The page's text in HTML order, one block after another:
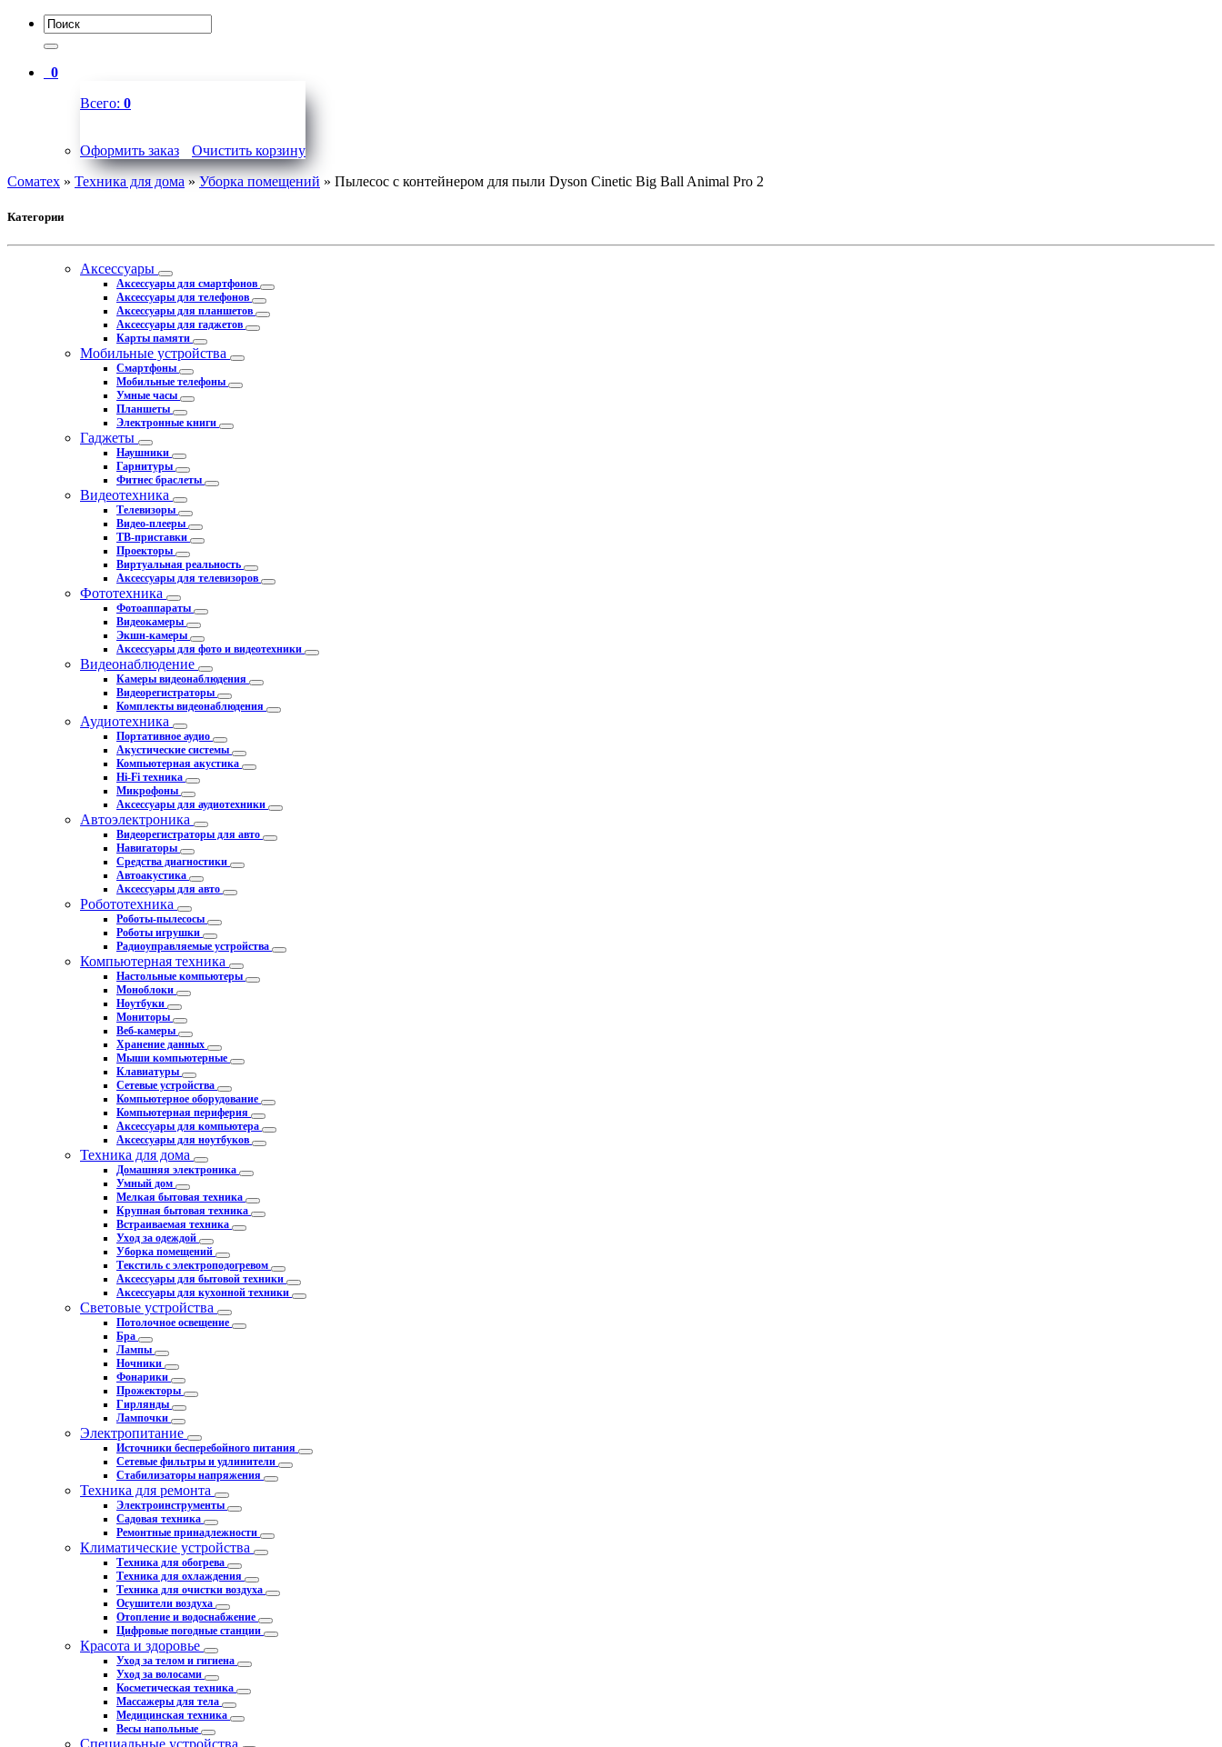
0
Всего: 0
Оформить заказ
Очистить корзину
Соматех » Техника для дома»Уборка помещений » Пылесос с контейнером для пыли Dyson Cinetic Big Ball Animal Pro 2
Категории
Аксессуары
Аксессуары для смартфонов
Аксессуары для телефонов
Аксессуары для планшетов
Аксессуары для гаджетов
Карты памяти
Мобильные устройства
Смартфоны
Мобильные телефоны
Умные часы
Планшеты
Электронные книги
Гаджеты
Наушники
Гарнитуры
Фитнес браслеты
Видеотехника
Телевизоры
Видео-плееры
ТВ-приставки
Проекторы
Виртуальная реальность
Аксессуары для телевизоров
Фототехника
Фотоаппараты
Видеокамеры
Экшн-камеры
Аксессуары для фото и видеотехники
Видеонаблюдение
Камеры видеонаблюдения
Видеорегистраторы
Комплекты видеонаблюдения
Аудиотехника
Портативное аудио
Акустические системы
Компьютерная акустика
Hi-Fi техника
Микрофоны
Аксессуары для аудиотехники
Автоэлектроника
Видеорегистраторы для авто
Навигаторы
Средства диагностики
Автоакустика
Аксессуары для авто
Робототехника
Роботы-пылесосы
Роботы игрушки
Радиоуправляемые устройства
Компьютерная техника
Настольные компьютеры
Моноблоки
Ноутбуки
Мониторы
Веб-камеры
Хранение данных
Мыши компьютерные
Клавиатуры
Сетевые устройства
Компьютерное оборудование
Компьютерная периферия
Аксессуары для компьютера
Аксессуары для ноутбуков
Техника для дома
Домашняя электроника
Умный дом
Мелкая бытовая техника
Крупная бытовая техника
Встраиваемая техника
Уход за одеждой
Уборка помещений
Текстиль с электроподогревом
Аксессуары для бытовой техники
Аксессуары для кухонной техники
Световые устройства
Потолочное освещение
Бра
Лампы
Ночники
Фонарики
Прожекторы
Гирлянды
Лампочки
Электропитание
Источники бесперебойного питания
Сетевые фильтры и удлинители
Стабилизаторы напряжения
Техника для ремонта
Электроинструменты
Садовая техника
Ремонтные принадлежности
Климатические устройства
Техника для обогрева
Техника для охлаждения
Техника для очистки воздуха
Осушители воздуха
Отопление и водоснабжение
Цифровые погодные станции
Красота и здоровье
Уход за телом и гигиена
Уход за волосами
Косметическая техника
Массажеры для тела
Медицинская техника
Весы напольные